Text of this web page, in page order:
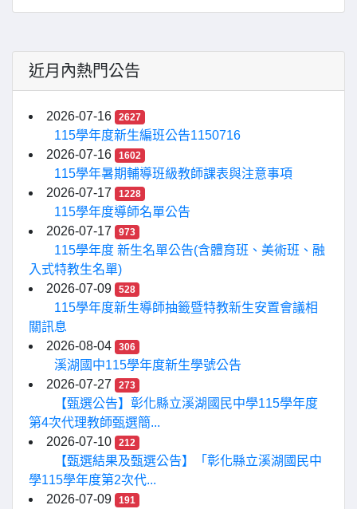
近月內熱門公告
2026-07-16 2627
115學年度新生編班公告1150716
2026-07-16
1602
115學年暑期輔導班級教師課表與注意事項
2026-07-17
1228
115學年度導師名單公告
2026-07-17
973
115學年度 新生名單公告(含體育班、美術班、融
入式特教生名單)
2026-07-09
528
115學年度新生導師抽籤暨特教新生安置會議相
關訊息
2026-08-04
306
溪湖國中115學年度新生學號公告
2026-07-27
273
【甄選公告】彰化縣立溪湖國民中學115學年度
第4次代理教師甄選簡...
2026-07-10
212
【甄選結果及甄選公告】「彰化縣立溪湖國民中
學115學年度第2次代...
2026-07-09
191